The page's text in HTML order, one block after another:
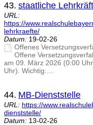
43. staatliche
URL:
https://
lehrkraefte/
Datum: 19-02-26
Offenes
Offene
am 09. März 2026 (0:00
Uhr). Wichtig:…
44. MB-Dienststelle
URL: https://
dienststelle/
Datum: 13-02-26